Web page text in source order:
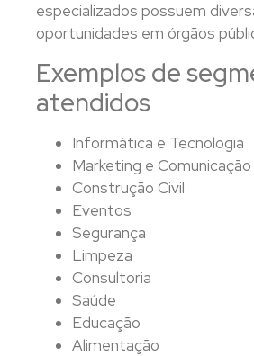
especializados possuem
oportunidades em órgãos
Exemplos de
atendidos
Informática e Tecnologia
Marketing e Comunicação
Construção Civil
Eventos
Segurança
Limpeza
Consultoria
Saúde
Educação
Alimentação